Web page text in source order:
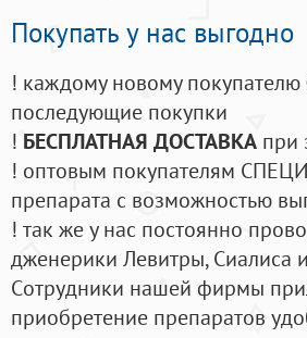
Покупать у нас выгодно
! каждому новому покупателю
последующие покупки
! БЕСПЛАТНАЯ ДОСТАВКА при
! оптовым покупателям
препарата с возможностью
! так же у нас постоянно
дженерики Левитры,
Cотрудники нашей фирмы
приобретение препаратов